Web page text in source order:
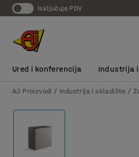
Isključuje PDV
Ured i konferencija Industrija
AJ Proizvodi Industrija i skladište